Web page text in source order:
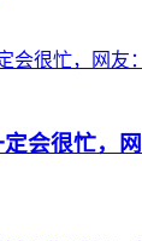
会很忙，